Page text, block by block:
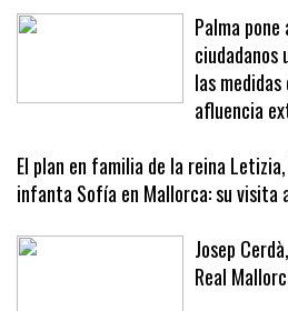
Palma
ciudadanos
las
afluencia
El plan en familia de la reina
infanta Sofía en Mallorca: su visita
Josep
Real